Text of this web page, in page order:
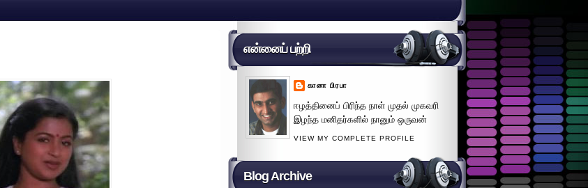
என்னைப் பற்றி
கானா பிரபா
ஈழத்தினைப் பிரிந்த நாள் முதல் முகவரி
இழந்த மனிதர்களில் நானும் ஒருவன்
VIEW MY COMPLETE PROFILE
Blog Archive